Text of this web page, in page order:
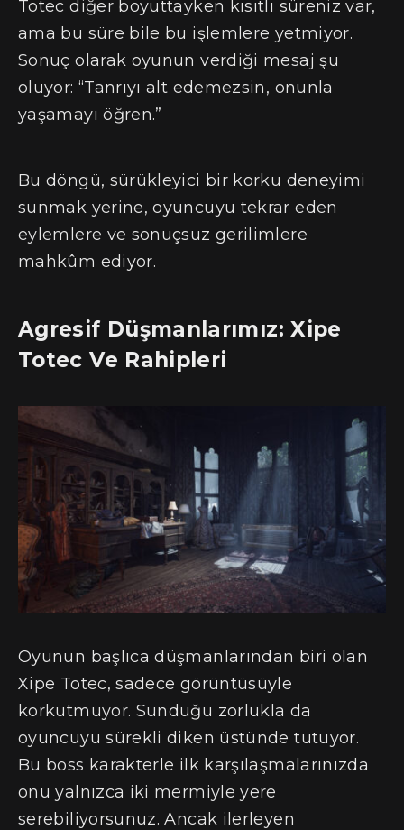
Totec diğer boyuttayken kısıtlı süreniz var,
ama bu süre bile bu işlemlere yetmiyor.
Sonuç olarak oyunun verdiği mesaj şu
oluyor: “Tanrıyı alt edemezsin, onunla
yaşamayı öğren.”
Bu döngü, sürükleyici bir korku deneyimi
sunmak yerine, oyuncuyu tekrar eden
eylemlere ve sonuçsuz gerilimlere
mahkûm ediyor.
Agresif Düşmanlarımız: Xipe
Totec Ve Rahipleri
Oyunun başlıca düşmanlarından biri olan
Xipe Totec, sadece görüntüsüyle
korkutmuyor. Sunduğu zorlukla da
oyuncuyu sürekli diken üstünde tutuyor.
Bu boss karakterle ilk karşılaşmalarınızda
onu yalnızca iki mermiyle yere
serebiliyorsunuz. Ancak ilerleyen